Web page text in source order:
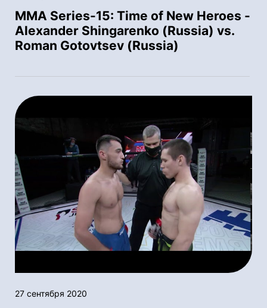
MMA Series-15: Time of New Heroes -
Alexander Shingarenko (Russia) vs.
Roman Gotovtsev (Russia)
27 сентября 2020